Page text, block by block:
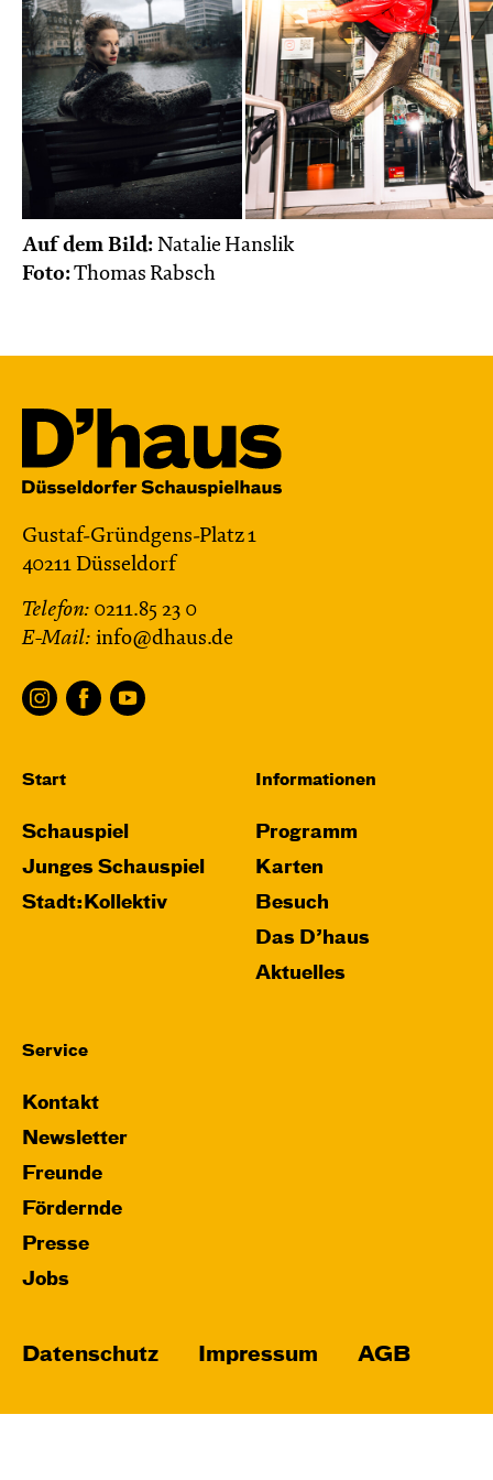
JUNGES SCHAUSPIEL
Wolf
Ein Stück über Mut und Freundschaft
von Saša Stanišić
Regie: Carmen Schwarz
Touchtour für sehbehinderte und blinde
Menschen
Mit künstlerischer Audiodeskription
Auf dem Bild: Natalie Hanslik
Foto:Thomas Rabsch
Gustaf-Gründgens-Platz 1
40211 Düsseldorf
Telefon: 0211.85 23 0
E-Mail: info@dhaus.de
Start
Schauspiel
Junges Schauspiel
Stadt:Kollektiv
Informationen
Programm
Karten
Besuch
Das D’haus
Aktuelles
Service
Kontakt
Newsletter
Freunde
Fördernde
Presse
Jobs
Datenschutz Impressum AGB